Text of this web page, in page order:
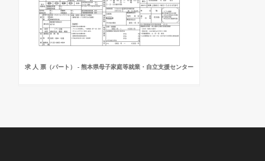
求 人 票（パート） - 熊本県母子家庭等就業・自立支援センター